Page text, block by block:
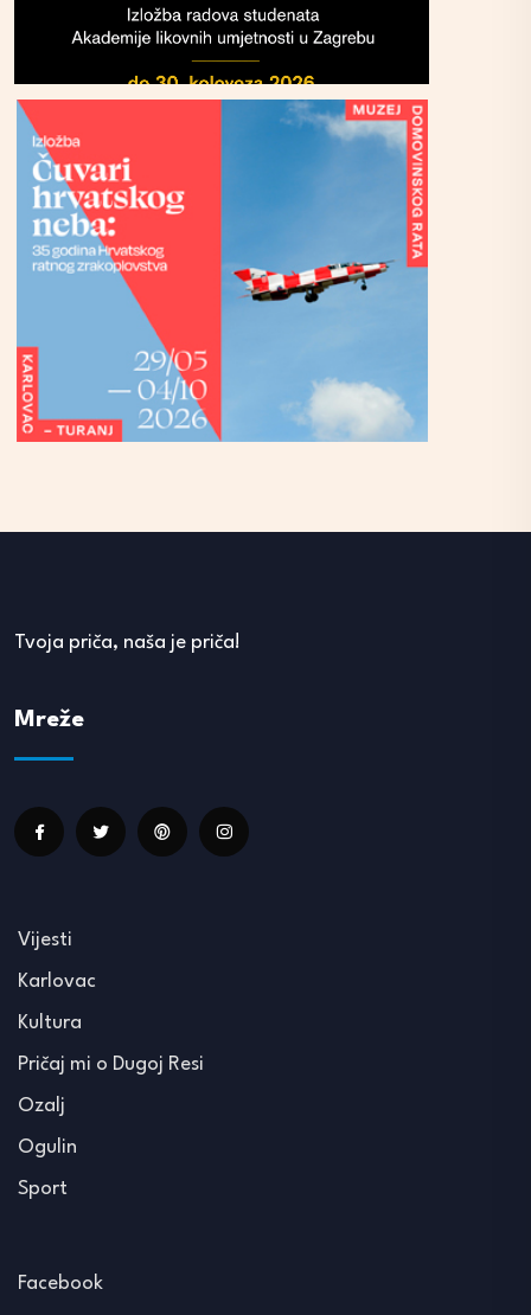
Tvoja priča, naša je priča!
Mreže
Vijesti
Karlovac
Kultura
Pričaj mi o Dugoj Resi
Ozalj
Ogulin
Sport
Facebook